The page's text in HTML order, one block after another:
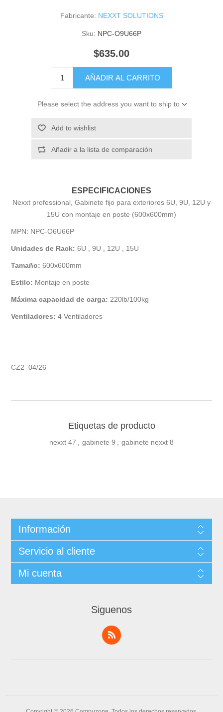
Fabricante: NEXXT SOLUTIONS
Sku: NPC-O9U66P
$635.00
AÑADIR AL CARRITO
Please select the address you want to ship to
Add to wishlist
Añadir a la lista de comparación
ESPECIFICACIONES
Nexxt professional, Gabinete fijo para exteriores 6U, 9U, 12U y
15U con montaje en poste (600x600mm)
MPN: NPC-O6U66P
Unidades de Rack:6U , 9U , 12U , 15U
Tamaño:600x600mm
Estilo: Montaje en poste
Máxima capacidad de carga: 220lb/100kg
Ventiladores: 4 Ventiladores
CZ2 04/26
Etiquetas de producto
nexxt 47 , gabinete 9 , gabinete nexxt 8
Información
Servicio al cliente
Mi cuenta
Siguenos